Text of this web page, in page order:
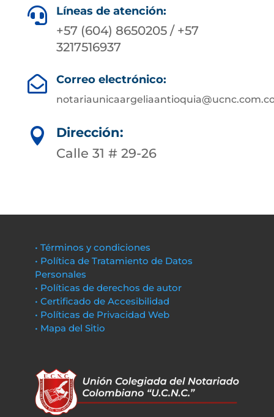
 Líneas de atención:
+57 (604) 8650205 / +57
3217516937
 Correo electrónico:

Dirección:
Calle 31 # 29-26
• Términos y condiciones
• Política de Tratamiento de Datos
Personales
• Políticas de derechos de autor
• Certificado de Accesibilidad
• Políticas de Privacidad Web
• Mapa del Sitio